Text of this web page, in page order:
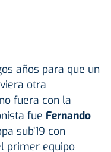
años para que un
otra
fuera con la
fue Fernando
sub’19 con
primer equipo